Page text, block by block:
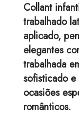
Collant
trabalhado
aplicado,
elegantes
trabalhada
sofisticado
ocasiões
românticos.